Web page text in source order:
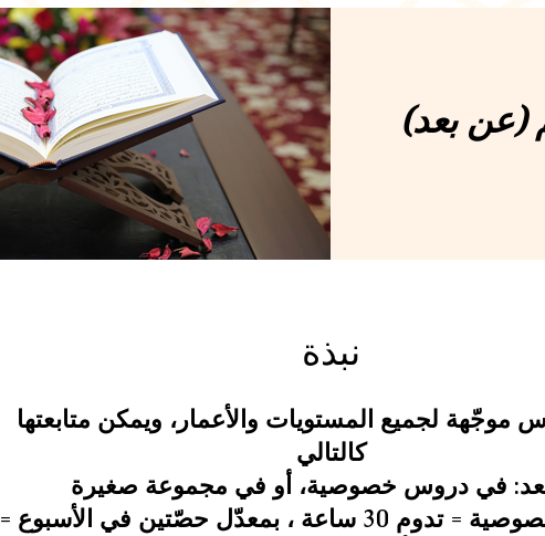
(عن بعد)
نبذة
موجّهة لجميع المستويات والأعمار، ويمكن متابعتها
الدروس الخصوصية = تدوم 30 ساعة ، بمعدّل حصّتين في الأسبوع =